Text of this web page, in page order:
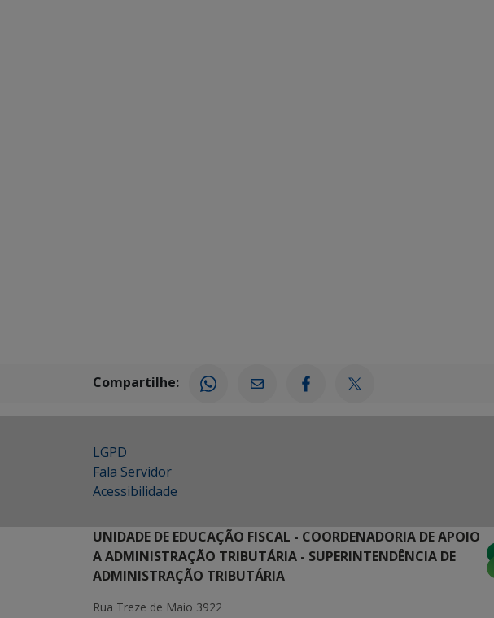
Compartilhe:
LGPD
Fala Servidor
Acessibilidade
UNIDADE DE EDUCAÇÃO FISCAL - COORDENADORIA DE APOIO
A ADMINISTRAÇÃO TRIBUTÁRIA - SUPERINTENDÊNCIA DE
ADMINISTRAÇÃO TRIBUTÁRIA
Rua Treze de Maio 3922